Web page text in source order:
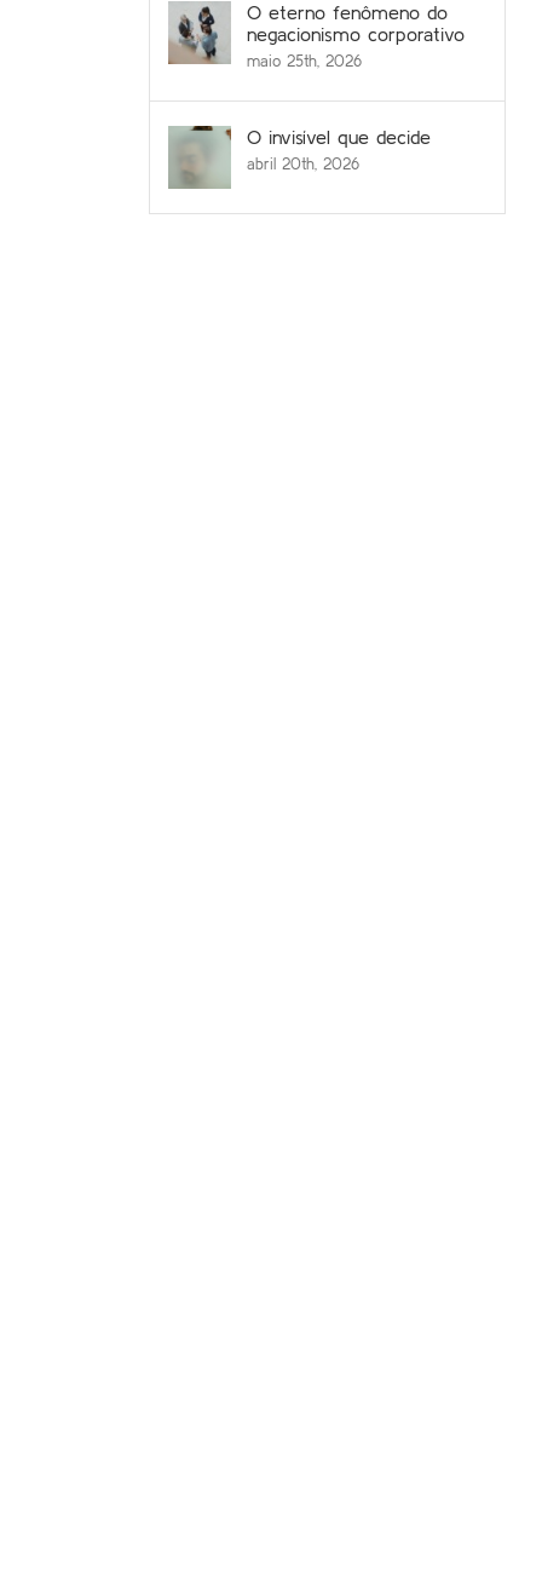
O eterno fenômeno do
negacionismo corporativo
maio 25th, 2026
O invisível que decide
abril 20th, 2026